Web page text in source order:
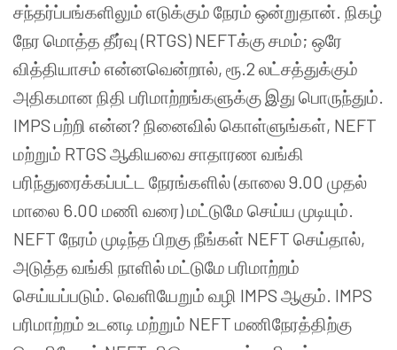
சந்தர்ப்பங்களிலும் எடுக்கும் நேரம் ஒன்றுதான். நிகழ்
நேர மொத்த தீர்வு (RTGS) NEFTக்கு சமம்; ஒரே
வித்தியாசம் என்னவென்றால், ரூ.2 லட்சத்துக்கும்
அதிகமான நிதி பரிமாற்றங்களுக்கு இது பொருந்தும்.
IMPS பற்றி என்ன? நினைவில் கொள்ளுங்கள், NEFT
மற்றும் RTGS ஆகியவை சாதாரண வங்கி
பரிந்துரைக்கப்பட்ட நேரங்களில் (காலை 9.00 முதல்
மாலை 6.00 மணி வரை) மட்டுமே செய்ய முடியும்.
NEFT நேரம் முடிந்த பிறகு நீங்கள் NEFT செய்தால்,
அடுத்த வங்கி நாளில் மட்டுமே பரிமாற்றம்
செய்யப்படும். வெளியேறும் வழி IMPS ஆகும். IMPS
பரிமாற்றம் உடனடி மற்றும் NEFT மணிநேரத்திற்கு